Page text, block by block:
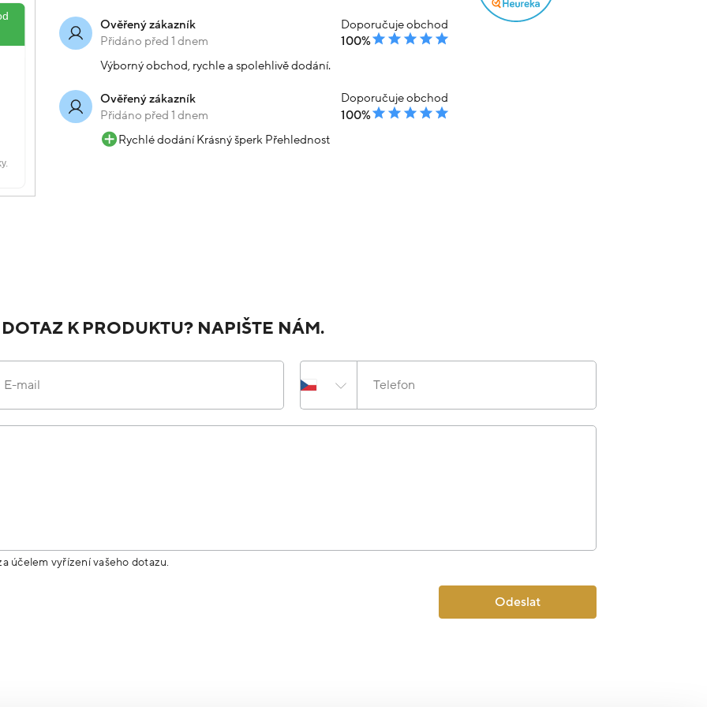
Ověřený zákazník
Přidáno před 1 dnem
Doporučuje obchod
100%
Výborný obchod, rychle a spolehlivě dodání.
Ověřený zákazník
Přidáno před 1 dnem
Doporučuje obchod
100%
Rychlé dodání Krásný šperk Přehlednost
K PRODUKTU? NAPIŠTE NÁM.
E-mail Telefon
účelem vyřízení vašeho dotazu.
Odeslat